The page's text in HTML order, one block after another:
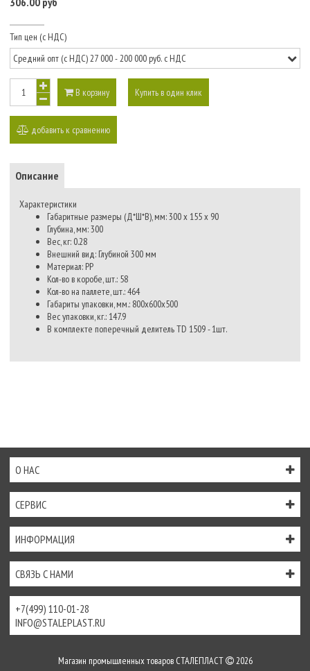
Тип цен (с НДС)
В корзину Купить в один клик
добавить к сравнению
Описание
Характеристики
Габаритные размеры (Д*Ш*В), мм:300 x 155 x 90
Глубина, мм:300
Вес, кг: 0.28
Внешний вид: Глубиной 300 мм
Материал: PP
Кол-во в коробе, шт.: 58
Кол-во на паллете, шт.:464
Габариты упаковки, мм.: 800х600х500
Вес упаковки, кг.: 147.9
В комплекте поперечный делитель TD 1509 - 1шт.
О НАС
СЕРВИС
ИНФОРМАЦИЯ
СВЯЗЬ С НАМИ
+7(499) 110-01-28
INFO@STALEPLAST.RU
Магазин промышленных товаров СТАЛЕПЛАСТ 2026